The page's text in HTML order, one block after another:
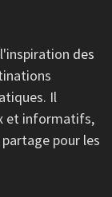
des
Il
et informatifs,
pour les